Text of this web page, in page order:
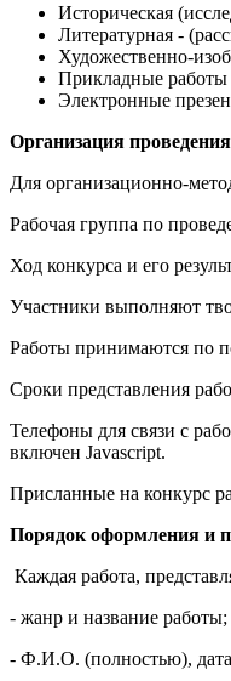
Историческая
Литературная -
Художественно-
Прикладные работы
Электронные
Организация
Для организационно-
Рабочая группа по
Ход конкурса и его
Участники выполняют
Работы принимаются по
Сроки представления
Телефоны для связи с
включен Javascript.
Присланные на конкурс
Порядок оформления и
Каждая работа,
- жанр и название работы;
- Ф.И.О. (полностью),